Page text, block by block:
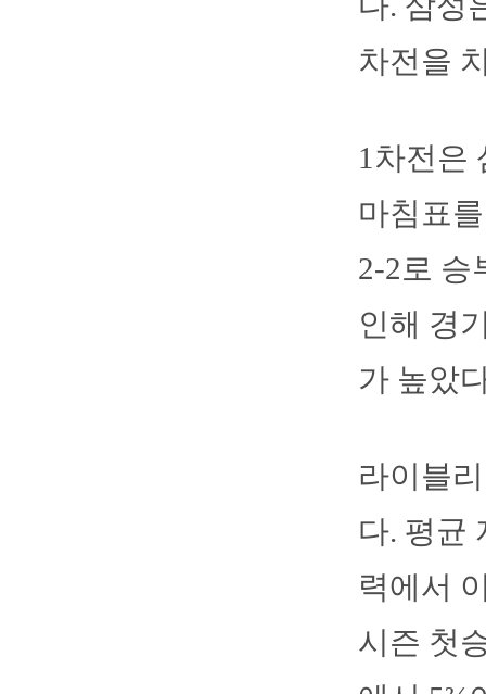
차전을
1차전은
마침표
2-2로 승
인해 경
가 높았
라이블
다. 평균
력에서
시즌 첫